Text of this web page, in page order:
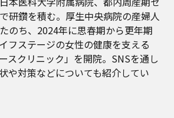
研鑽を積む。厚生中央病院の産婦人
のち、2024年に思春期から更年期
フステージの女性の健康を支える
スクリニック」を開院。SNSを通し
や対策などについても紹介してい